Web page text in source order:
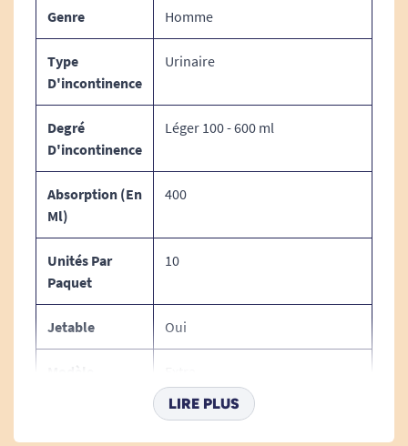
problèmes d'incontinence.
Genre Homme
Type
D'incontinence
Urinaire
Degré
D'incontinence
Léger 100 - 600 ml
Absorption (en
Ml)
400
Unités Par
Paquet
10
Jetable Oui
Change
Protection
LIRE PLUS